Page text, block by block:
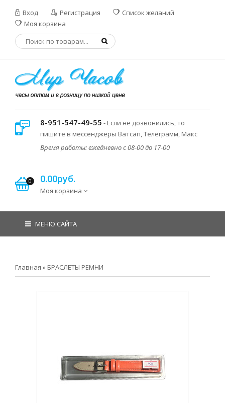
Вход Регистрация
Список желаний
Моя корзина
8-951-547-49-55 - Если не дозвонились, то
пишите в мессенджеры Ватсап, Телеграмм, Макс
Время работы: ежедневно с 08-00 до 17-00
0 0.00руб.
Моя корзина
МЕНЮ САЙТА
Главная » БРАСЛЕТЫ РЕМНИ